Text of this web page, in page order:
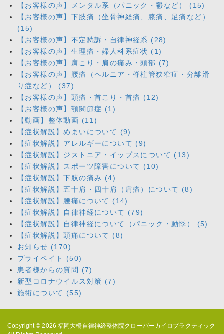
【お客様の声】メンタル系（パニック・鬱など） (15)
【お客様の声】下肢痛（坐骨神経痛、膝痛、足痛など）
(15)
【お客様の声】不定愁訴・自律神経系 (28)
【お客様の声】生理痛・婦人科系症状 (1)
【お客様の声】肩こり・肩の痛み・頭部 (7)
【お客様の声】腰痛（ヘルニア・脊柱管狭窄症・分離滑
り症など） (37)
【お客様の声】頭痛・首こり・首痛 (12)
【お客様の声】顎関節症 (1)
【動画】整体動画 (11)
【症状解説】めまいについて (9)
【症状解説】アレルギーについて (9)
【症状解説】ジストニア・イップスについて (13)
【症状解説】スポーツ障害について (10)
【症状解説】下肢の痛み (4)
【症状解説】五十肩・四十肩（肩痛）について (8)
【症状解説】腰痛について (14)
【症状解説】自律神経について (79)
【症状解説】自律神経について（パニック・動悸） (5)
【症状解説】頭痛について (8)
お知らせ (170)
プライベイト (50)
患者様からの質問 (7)
新型コロナウイルス対策 (7)
施術について (55)
Copyright © 2026福岡大橋自律神経整体院クローバーカイロプラクティック